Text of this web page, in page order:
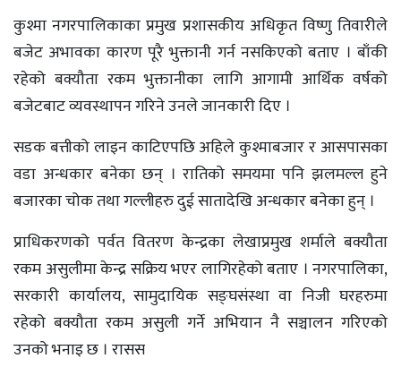
कुश्मा नगरपालिकाका प्रमुख प्रशासकीय अधिकृत विष्णु तिवारीले
बजेट अभावका कारण पूरै भुक्तानी गर्न नसकिएको बताए । बाँकी
रहेको बक्यौता रकम भुक्तानीका लागि आगामी आर्थिक वर्षको
बजेटबाट व्यवस्थापन गरिने उनले जानकारी दिए ।
सडक बत्तीको लाइन काटिएपछि अहिले कुश्माबजार र आसपासका
वडा अन्धकार बनेका छन् । रातिको समयमा पनि झलमल्ल हुने
बजारका चोक तथा गल्लीहरु दुई सातादेखि अन्धकार बनेका हुन् ।
प्राधिकरणको पर्वत वितरण केन्द्रका लेखाप्रमुख शर्माले बक्यौता
रकम असुलीमा केन्द्र सक्रिय भएर लागिरहेको बताए । नगरपालिका,
सरकारी कार्यालय, सामुदायिक सङ्घसंस्था वा निजी घरहरुमा
रहेको बक्यौता रकम असुली गर्ने अभियान नै सञ्चालन गरिएको
उनको भनाइ छ । रासस